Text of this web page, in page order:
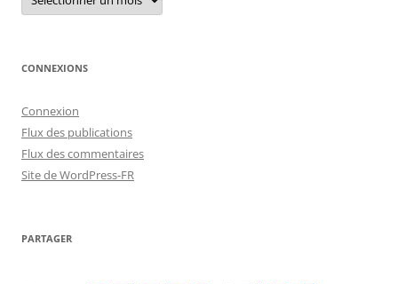
CONNEXIONS
Connexion
Flux des publications
Flux des commentaires
Site de WordPress-FR
PARTAGER